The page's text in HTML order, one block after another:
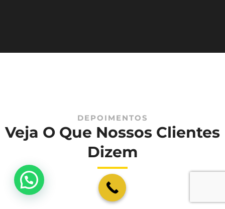
DEPOIMENTOS
Veja O Que Nossos Clientes
Dizem
💬 Como podemos ajudar?